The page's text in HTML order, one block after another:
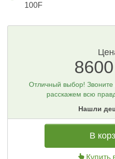
100F
8600
Отличный выбор! Звоните
расскажем всю
Нашли
В
Купить